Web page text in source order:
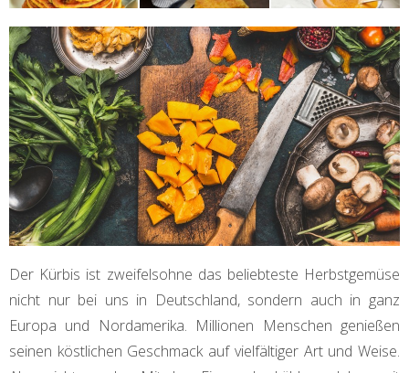
Der Kürbis ist zweifelsohne das beliebteste Herbstgemüse
nicht nur bei uns in Deutschland, sondern auch in ganz
Europa und Nordamerika. Millionen Menschen genießen
seinen köstlichen Geschmack auf vielfältiger Art und Weise.